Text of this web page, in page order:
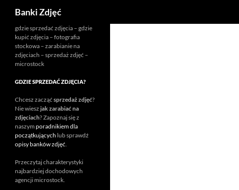
Przejdź
treści
Banki Zdjęć
gdzie sprzedać zdjęcia – gdzie
kupić zdjęcia – fotografia
stockowa – zarabianie na
zdjęciach – sprzedaż zdjęć –
microstock
GDZIE SPRZEDAĆ ZDJĘCIA?
Chcesz zacząć sprzedaż zdjęć?
Nie wiesz jak zarabiać na
zdjęciach? Zapoznaj się z
naszym poradnikiem dla
początkujących lub sprawdź
opisy banków zdjęć.
Przeczytaj charakterystyki
najbardziej dochodowych
agencji microstock.